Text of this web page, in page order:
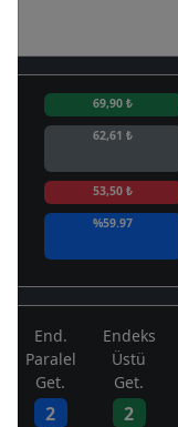
69,90 ₺
62,61 ₺
53,50 ₺
%59.97
End.
Paralel
Get.
2
Endeks
Üstü
Get.
2